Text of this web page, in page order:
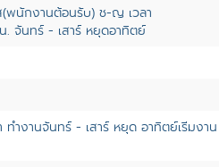
พนักงานต้อนรับ) ช-ญ เวลา
. จันทร์ - เสาร์ หยุดอาทิตย์
ทำงานจันทร์ - เสาร์ หยุด อาทิตย์เริ่มงา